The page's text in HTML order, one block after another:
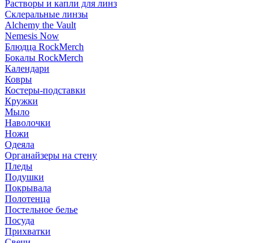
Растворы и капли для линз
Склеральные линзы
Alchemy the Vault
Nemesis Now
Блюдца RockMerch
Бокалы RockMerch
Календари
Ковры
Костеры-подставки
Кружки
Мыло
Наволочки
Ножи
Одеяла
Органайзеры на стену
Пледы
Подушки
Покрывала
Полотенца
Постельное белье
Посуда
Прихватки